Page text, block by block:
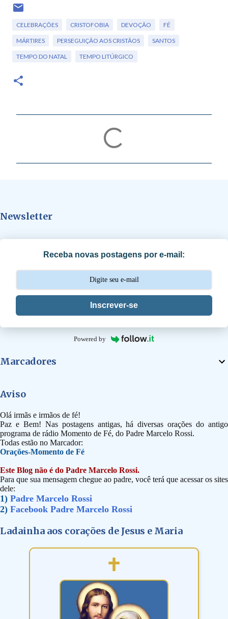
CELEBRAÇÕES CRISTOFOBIA DEVOÇÃO FÉ
MÁRTIRES PERSEGUIÇÃO AOS CRISTÃOS SANTOS
TEMPO DO NATAL TEMPO LITÚRGICO
á
s
Newsletter
Receba novas postagens por e-mail:
Inscrever-se
Powered by
Marcadores
Aviso
Olá irmãs e irmãos de fé!
Paz e Bem! Nas postagens antigas, há diversas orações do antigo
programa de rádio Momento de Fé, do Padre Marcelo Rossi.
Todas estão no Marcador:
Orações-Momento de Fé
Este Blog não é do Padre Marcelo Rossi.
Para que sua mensagem chegue ao padre, você terá que acessar os sites
dele:
1) Padre Marcelo Rossi
2) Facebook Padre Marcelo Rossi
Ladainha aos corações de Jesus e Maria